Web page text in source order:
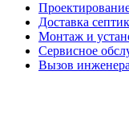
Доставка
Монтаж и
Сервисное
Вызов инженера